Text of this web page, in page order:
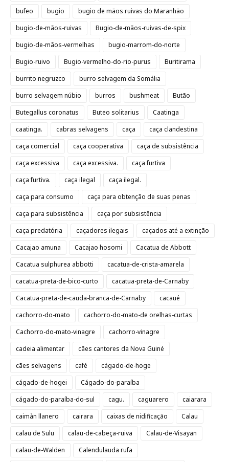
bufeo
bugio
bugio de mãos ruivas do Maranhão
bugio-de-mãos-ruivas
Bugio-de-mãos-ruivas-de-spix
bugio-de-mãos-vermelhas
bugio-marrom-do-norte
Bugio-ruivo
Bugio-vermelho-do-rio-purus
Buritirama
burrito negruzco
burro selvagem da Somália
burro selvagem núbio
burros bushmeat
Butão
Butegallus coronatus
Buteo solitarius
Caatinga
caatinga.
cabras selvagens caça
caça clandestina
caça comercial
caça cooperativa
caça de subsistência
caça excessiva
caça excessiva.
caça furtiva
caça furtiva.
caça ilegal
caça ilegal.
caça para consumo
caça para obtenção de suas penas
caça para subsistência
caça por subsistência
caça predatória
caçadores ilegais
caçados até a extinção
Cacajao amuna
Cacajao hosomi
Cacatua de Abbott
Cacatua sulphurea abbotti
cacatua-de-crista-amarela
cacatua-preta-de-bico-curto
cacatua-preta-de-Carnaby
Cacatua-preta-de-cauda-branca-de-Carnaby
cacaué
cachorro-do-mato
cachorro-do-mato-de orelhas-curtas
Cachorro-do-mato-vinagre
cachorro-vinagre
cadeia alimentar
cães cantores da Nova Guiné
cães selvagens
café
cágado-de-hoge
cágado-de-hogei
Cágado-do-paraíba
cágado-do-paraíba-do-sul
cagu. caguarero
caiarara
caimàn llanero
cairara caixas de nidificação
Calau
calau de Sulu
calau-de-cabeça-ruiva
Calau-de-Visayan
calau-de-Walden
Calendulauda rufa